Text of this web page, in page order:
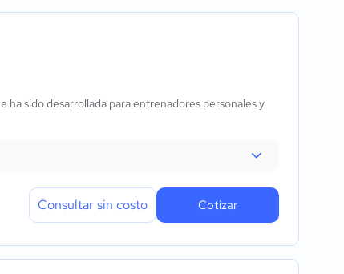
sido desarrollada para entrenadores personales y
Consultar sin costo Cotizar